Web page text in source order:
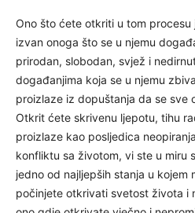
Ono što ćete otkriti u tom
izvan onoga što se u njemu
prirodan, slobodan, svjež i
događanjima koja se u njemu
proizlaze iz dopuštanja da se sve
Otkrit ćete skrivenu ljepotu, tihu
proizlaze kao posljedica
konfliktu sa životom, vi ste u miru
jedno od najljepših stanja u kojem
počinjete otkrivati svetost života i